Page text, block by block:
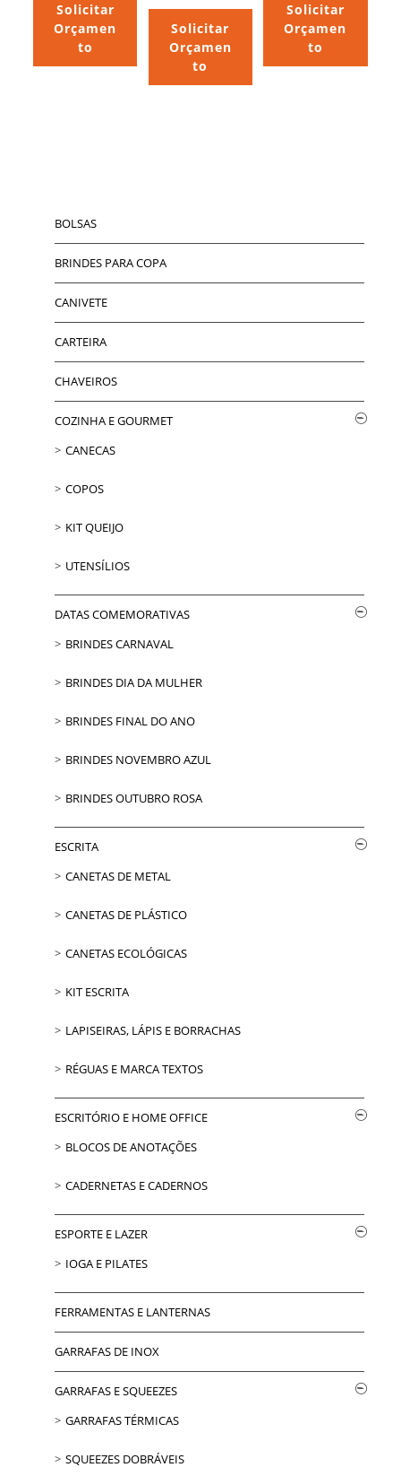
Solicitar
Orçamen
to
Solicitar
Orçamen
to
Solicitar
Orçamen
to
BOLSAS
BRINDES PARA COPA
CANIVETE
CARTEIRA
CHAVEIROS
COZINHA E GOURMET
CANECAS
COPOS
KIT QUEIJO
UTENSÍLIOS
DATAS COMEMORATIVAS
BRINDES CARNAVAL
BRINDES DIA DA MULHER
BRINDES FINAL DO ANO
BRINDES NOVEMBRO AZUL
BRINDES OUTUBRO ROSA
ESCRITA
CANETAS DE METAL
CANETAS DE PLÁSTICO
CANETAS ECOLÓGICAS
KIT ESCRITA
LAPISEIRAS, LÁPIS E BORRACHAS
RÉGUAS E MARCA TEXTOS
ESCRITÓRIO E HOME OFFICE
BLOCOS DE ANOTAÇÕES
CADERNETAS E CADERNOS
ESPORTE E LAZER
IOGA E PILATES
FERRAMENTAS E LANTERNAS
GARRAFAS DE INOX
GARRAFAS E SQUEEZES
GARRAFAS TÉRMICAS
SQUEEZES DOBRÁVEIS